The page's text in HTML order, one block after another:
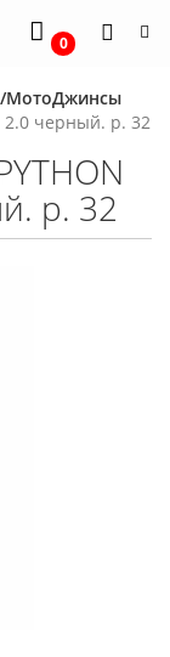
0
2.0 черный. р. 32
р. 32